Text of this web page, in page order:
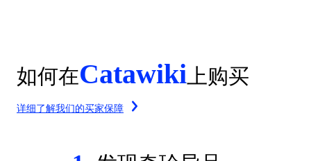
如何在Catawiki 上购买
详细了解我们的买家保障